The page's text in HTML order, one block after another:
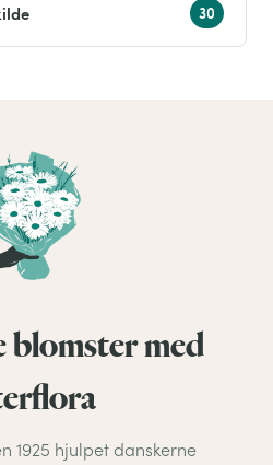
blomster med
1925 hjulpet danskerne